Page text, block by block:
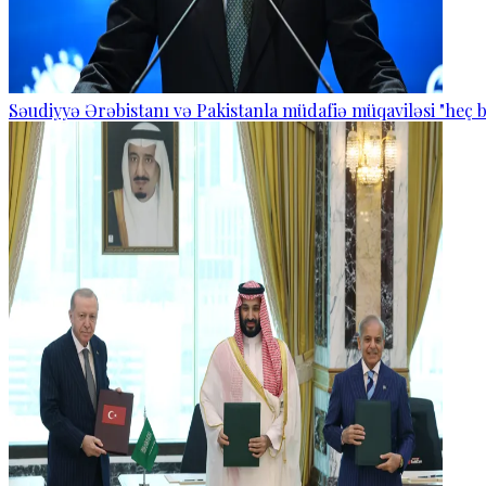
Səudiyyə Ərəbistanı və Pakistanla müdafiə müqaviləsi "heç